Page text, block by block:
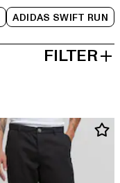
ADIDAS SWIFT RUN
FILTER